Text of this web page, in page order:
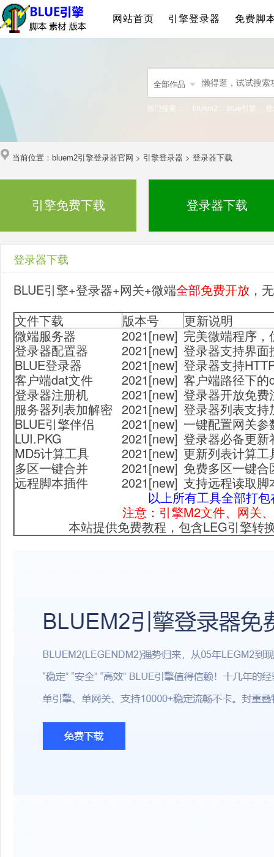
网站首页 引擎登录器 免费脚
全部作品
热门搜索： bluem2 blue引擎
当前位置： bluem2引擎登录器官网 > 引擎登录器 > 登录器下载
引擎免费下载 登录器下载
登录器下载
BLUE引擎+登录器+网关+微端全部免费开放 ，
文件下载
版本号
更新说明
微端服务器
2021[new] 完美微端程序
登录器配置器
2021[new] 登录器支持界
BLUE登录器
2021[new] 登录器支持
客户端dat文件
2021[new] 客户端路径下
登录器注册机
2021[new] 登录器开放免
服务器列表加解密 2021[new] 登录器列表支持
BLUE引擎伴侣
2021[new] 一键配置网关
LUI.PKG
2021[new] 登录器必备更
MD5计算工具
2021[new] 更新列表计算
多区一键合并
2021[new] 免费多区一键
远程脚本插件
2021[new] 支持远程读取脚
以上所有工具全部打
注意：引擎M2文件、网关
本站提供免费教程，包含LEG引擎转